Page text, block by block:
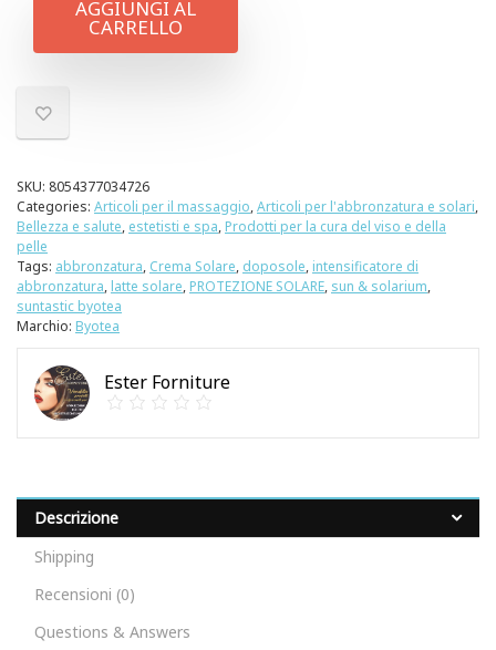
AGGIUNGI AL
CARRELLO
SKU: 8054377034726
Categories: Articoli per il massaggio,Articoli per l'abbronzatura e solari,
Bellezza e salute, estetisti e spa, Prodotti per la cura del viso e della
pelle
Tags: abbronzatura, Crema Solare, doposole, intensificatore di
abbronzatura, latte solare, PROTEZIONE SOLARE, sun & solarium,
suntastic byotea
Marchio: Byotea
Ester Forniture
Descrizione
Shipping
Recensioni (0)
Questions & Answers